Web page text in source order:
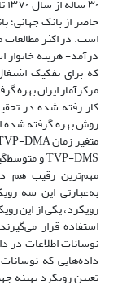
حاضر از بانک
است. در اکثر
درآمد- هزینه
که برای تفکیک
کار رفته شده در
روش بهره گرفته شده
مهم‌ترین رقیب هم
به‌عبارتی این سه
رویکرد، یکی از این
نوسانات اطلاعات در
داده‌هایی که
تعیین رویکرد بهینه